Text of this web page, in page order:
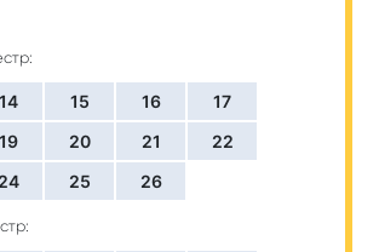
14 15 16
17
19 20 21
22
24 25 26